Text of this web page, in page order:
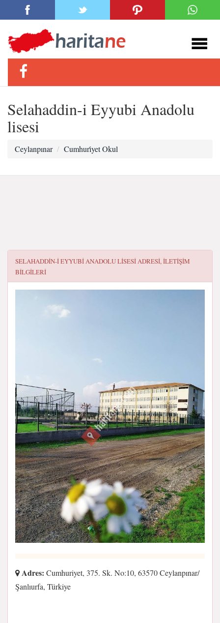
Selahaddin-i Eyyubi Anadolu
lisesi
Ceylanpınar Cumhuri̇yet Okul
SELAHADDIN-I EYYUBI ANADOLU LISESIADRESI, ILETIŞIM
BILGILERI
Adres: Cumhuriyet, 375. Sk. No:10, 63570 Ceylanpınar/
Şanlıurfa, Türkiye